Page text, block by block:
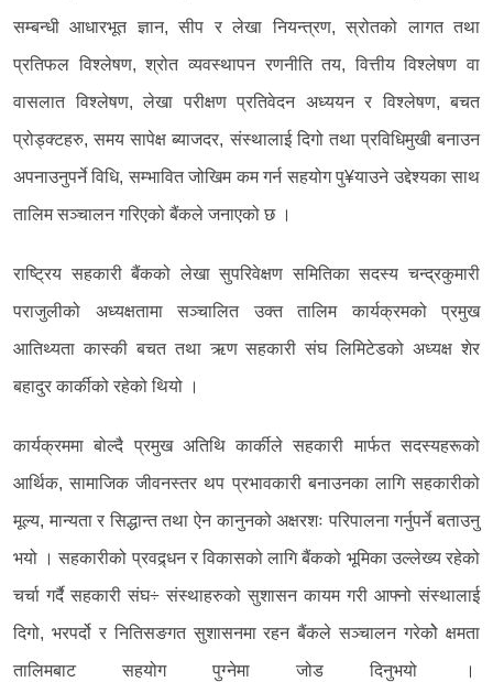
सम्बन्धी आधारभूत ज्ञान, सीप र लेखा नियन्त्रण, स्रोतको लागत तथा
प्रतिफल विश्लेषण, श्रोत व्यवस्थापन रणनीति तय, वित्तीय विश्लेषण वा
वासलात विश्लेषण, लेखा परीक्षण प्रतिवेदन अध्ययन र विश्लेषण, बचत
प्रोड्क्टहरु, समय सापेक्ष ब्याजदर, संस्थालाई दिगो तथा प्रविधिमुखी बनाउन
अपनाउनुपर्ने विधि, सम्भावित जोखिम कम गर्न सहयोग पु¥याउने उद्देश्यका साथ
तालिम सञ्चालन गरिएको बैंकले जनाएको छ ।
राष्ट्रिय सहकारी बैंकको लेखा सुपरिवेक्षण समितिका सदस्य चन्द्रकुमारी
पराजुलीको अध्यक्षतामा सञ्चालित उक्त तालिम कार्यक्रमको प्रमुख
आतिथ्यता कास्की बचत तथा ऋण सहकारी संघ लिमिटेडको अध्यक्ष शेर
बहादुर कार्कीको रहेको थियो ।
कार्यक्रममा बोल्दै प्रमुख अतिथि कार्कीले सहकारी मार्फत सदस्यहरूको
आर्थिक, सामाजिक जीवनस्तर थप प्रभावकारी बनाउनका लागि सहकारीको
मूल्य, मान्यता र सिद्धान्त तथा ऐन कानुनको अक्षरशः परिपालना गर्नुपर्ने बताउनु
भयो । सहकारीको प्रवद्र्धन र विकासको लागि बैंकको भूमिका उल्लेख्य रहेको
चर्चा गर्दै सहकारी संघ÷ संस्थाहरुको सुशासन कायम गरी आफ्नो संस्थालाई
दिगो, भरपर्दो र नितिसङगत सुशासनमा रहन बैंकले सञ्चालन गरेकोे क्षमता
तालिमबाट सहयोग पुग्नेमा जोड दिनुभयो ।